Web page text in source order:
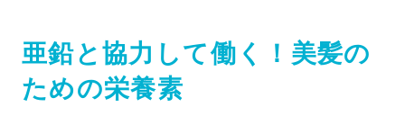
亜鉛と協力して働く！美髪の
ための栄養素